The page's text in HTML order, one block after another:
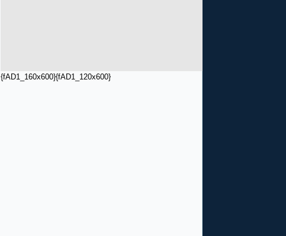
{fAD1_160x600}{fAD1_120x600}